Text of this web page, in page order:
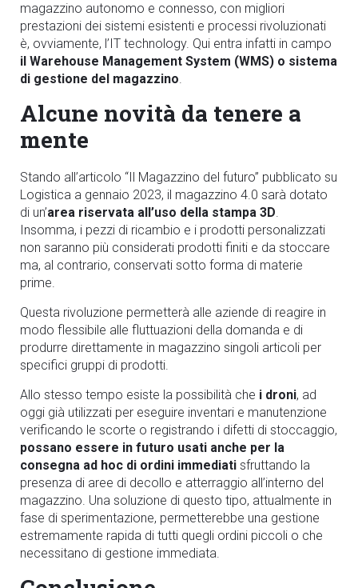
magazzino autonomo e connesso, con migliori
prestazioni dei sistemi esistenti e processi rivoluzionati
è, ovviamente, l’IT technology. Qui entra infatti in campo
il Warehouse Management System (WMS) o sistema
di gestione del magazzino.
Alcune novità da tenere a
mente
Stando all’articolo “Il Magazzino del futuro” pubblicato su
Logistica a gennaio 2023, il magazzino 4.0 sarà dotato
di un’area riservata all’uso della stampa 3D.
Insomma, i pezzi di ricambio e i prodotti personalizzati
non saranno più considerati prodotti finiti e da stoccare
ma, al contrario, conservati sotto forma di materie
prime.
Questa rivoluzione permetterà alle aziende di reagire in
modo flessibile alle fluttuazioni della domanda e di
produrre direttamente in magazzino singoli articoli per
specifici gruppi di prodotti.
Allo stesso tempo esiste la possibilità che i droni, ad
oggi già utilizzati per eseguire inventari e manutenzione
verificando le scorte o registrando i difetti di stoccaggio,
possano essere in futuro usati anche per la
consegna ad hoc di ordini immediati sfruttando la
presenza di aree di decollo e atterraggio all’interno del
magazzino. Una soluzione di questo tipo, attualmente in
fase di sperimentazione, permetterebbe una gestione
estremamente rapida di tutti quegli ordini piccoli o che
necessitano di gestione immediata.